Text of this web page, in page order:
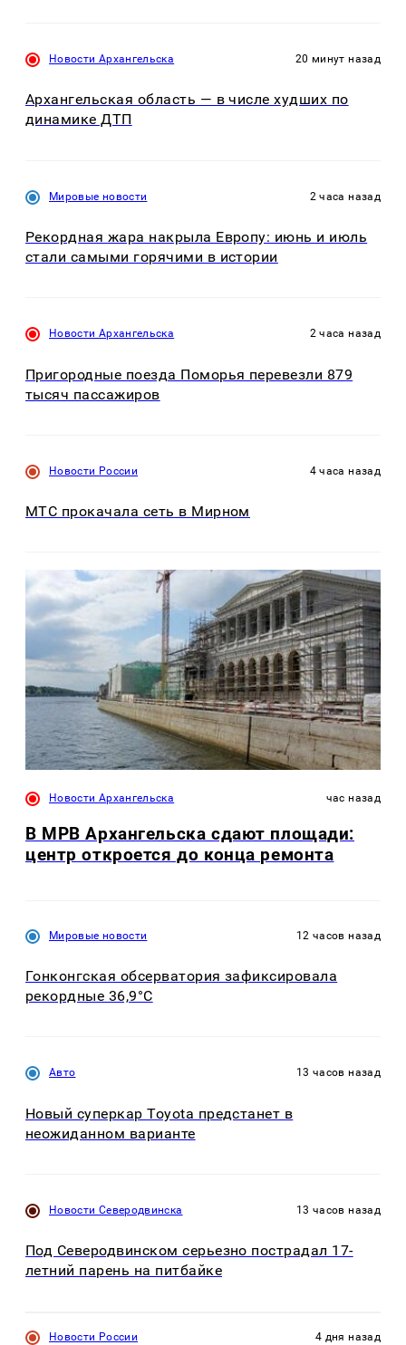
Новости Архангельска 20 минут назад
Архангельская область — в числе худших по
динамике ДТП
Мировые новости 2 часа назад
Рекордная жара накрыла Европу: июнь и июль
стали самыми горячими в истории
Новости Архангельска 2 часа назад
Пригородные поезда Поморья перевезли 879
тысяч пассажиров
Новости России 4 часа назад
МТС прокачала сеть в Мирном
Новости Архангельска час назад
В МРВ Архангельска сдают площади:
центр откроется до конца ремонта
Мировые новости 12 часов назад
Гонконгская обсерватория зафиксировала
рекордные 36,9°C
Авто 13 часов назад
Новый суперкар Toyota предстанет в
неожиданном варианте
Новости Северодвинска 13 часов назад
Под Северодвинском серьезно пострадал 17-
летний парень на питбайке
Новости России 4 дня назад